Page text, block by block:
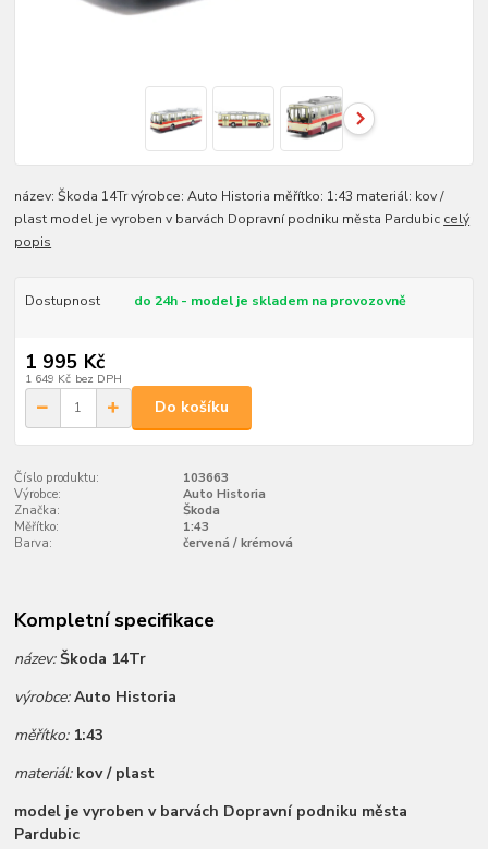
název: Škoda 14Tr výrobce: Auto Historia měřítko: 1:43 materiál: kov /
plast model je vyroben v barvách Dopravní podniku města Pardubic celý
popis
Dostupnost do 24h - model je skladem na provozovně
1 995 Kč
1 649 Kč bez DPH
Do košíku
Číslo produktu:
103663
Výrobce:
Auto Historia
Značka:
Škoda
Měřítko:
1:43
Barva:
červená / krémová
Kompletní specifikace
název:Škoda 14Tr
výrobce:Auto Historia
měřítko: 1:43
materiál: kov / plast
model je vyroben v barvách Dopravní podniku města
Pardubic